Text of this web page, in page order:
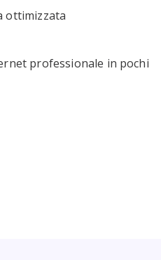
ottimizzata
professionale in pochi